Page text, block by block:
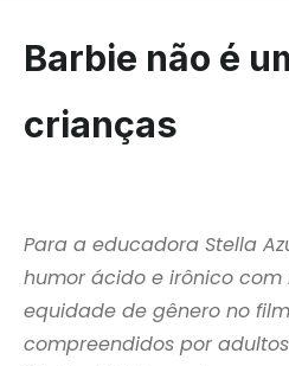
Barbie não é
crianças
Para a educadora Stella
humor ácido e irônico com
equidade de gênero no
compreendidos por